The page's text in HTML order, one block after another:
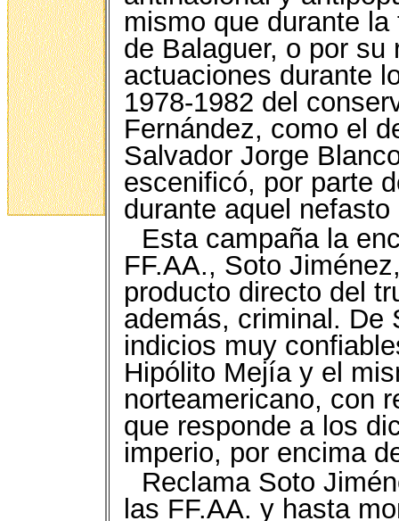
mismo que durante
de Balaguer, o por
actuaciones durante
1978-1982 del
Fernández, como el
Salvador Jorge
escenificó, por parte
durante aquel
Esta campaña la
FF.AA., Soto
producto directo del
además, criminal. De
indicios muy
Hipólito Mejía y el
norteamericano, con
que responde a los
imperio, por encima
Reclama Soto
las FF.AA. y hasta